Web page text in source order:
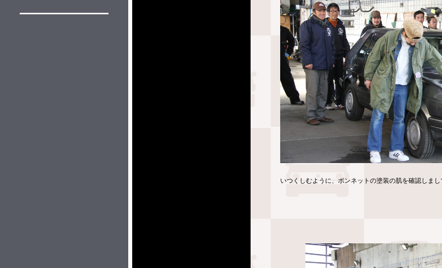
いつくしむように、ボンネットの塗装の肌を確認しまし